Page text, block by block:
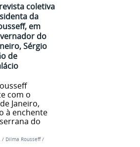
coletiva
da
em
do
Sérgio
de
com o
Janeiro,
à enchente
do
/ Dilma Rousseff /